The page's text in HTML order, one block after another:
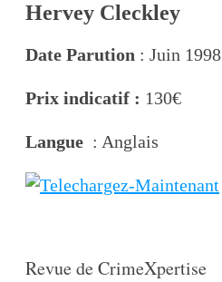
Hervey Cleckley
Date Parution : Juin 1998
Prix indicatif : 130€
Langue : Anglais
Revue de CrimeXpertise